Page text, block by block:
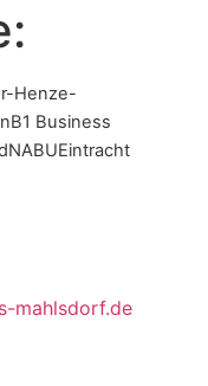
Henze-
B1 Business
NABUEintracht
mahlsdorf.de